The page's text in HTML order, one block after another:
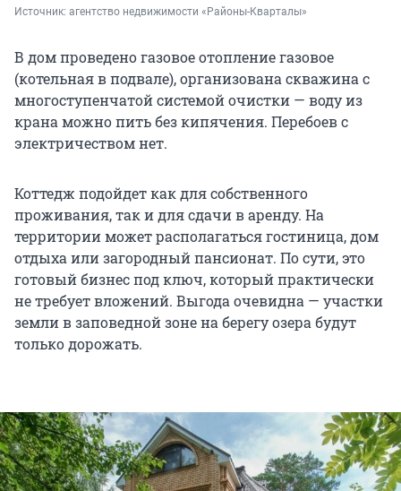
Источник: агентство недвижимости «Районы-Кварталы»
В дом проведено газовое отопление газовое
(котельная в подвале), организована скважина с
многоступенчатой системой очистки — воду из
крана можно пить без кипячения. Перебоев с
электричеством нет.
Коттедж подойдет как для собственного
проживания, так и для сдачи в аренду. На
территории может располагаться гостиница, дом
отдыха или загородный пансионат. По сути, это
готовый бизнес под ключ, который практически
не требует вложений. Выгода очевидна — участки
земли в заповедной зоне на берегу озера будут
только дорожать.